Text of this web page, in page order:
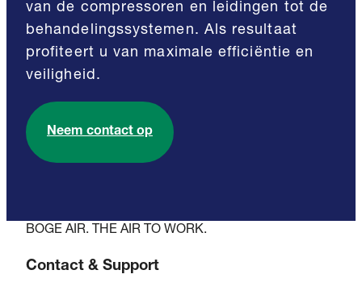
van de compressoren en leidingen tot de
behandelingssystemen. Als resultaat
profiteert u van maximale efficiëntie en
veiligheid.
Neem contact op
BOGE AIR. THE AIR TO WORK.
Contact & Support